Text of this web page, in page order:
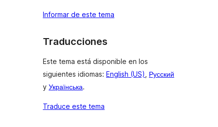
Informar de este tema
Traducciones
Este tema está disponible en los
siguientes idiomas: English (US), Русский
y Українська.
Traduce este tema